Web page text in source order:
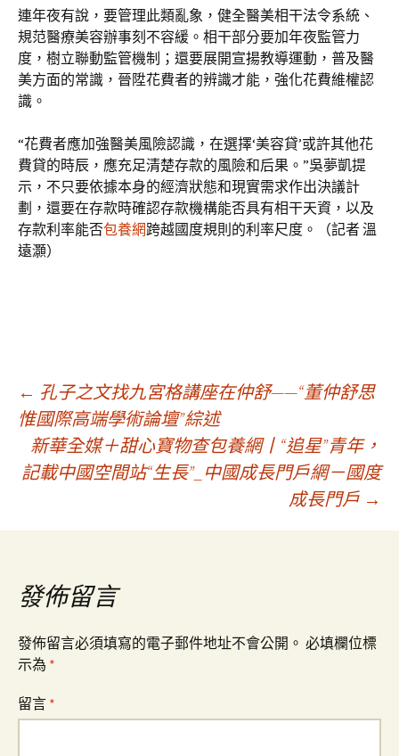
連年夜有說，要管理此類亂象，健全醫美相干法令系統、
規范醫療美容辦事刻不容緩。相干部分要加年夜監管力
度，樹立聯動監管機制；還要展開宣揚教導運動，普及醫
美方面的常識，晉陞花費者的辨識才能，強化花費維權認
識。
“花費者應加強醫美風險認識，在選擇‘美容貸’或許其他花
費貸的時辰，應充足清楚存款的風險和后果。”吳夢凱提
示，不只要依據本身的經濟狀態和現實需求作出決議計
劃，還要在存款時確認存款機構能否具有相干天資，以及
存款利率能否包養網跨越國度規則的利率尺度。（記者 溫
遠灝）
文
章
導
覽
← 孔子之文找九宮格講座在仲舒——“董仲舒思
惟國際高端學術論壇”綜述
新華全媒＋甜心寶物查包養網丨“追星”青年，
記載中國空間站“生長”_中國成長門戶網－國度
成長門戶 →
發佈留言
發佈留言必須填寫的電子郵件地址不會公開。 必填欄位標
示為 *
留言 *